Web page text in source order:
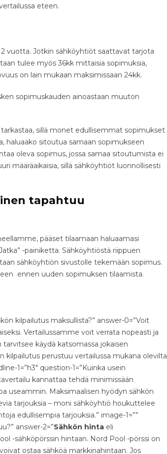
eteen.
2 vuotta. Jotkin sähköyhtiöt saattavat tarjota
tulee myös 36kk mittaisia sopimuksia,
on lain mukaan maksimissaan 24kk.
sopimuskauden ainoastaan muuton
sillä monet edullisemmat sopimukset
haluaako sitoutua samaan sopimukseen
oleva sopimus, jossa samaa sitoutumista ei
määräaikaisia, sillä sähköyhtiöt luonnollisesti
tapahtuu
pääset tilaamaan haluaamasi
-painiketta. Sähköyhtiöstä riippuen
sähköyhtiön sivustolle tekemään sopimus.
ennen uuden sopimuksen tilaamista.
kilpailutus maksullista?” answer-0=”Voit
Vertailussamme voit verrata nopeasti ja
käydä katsomassa jokaisen
kilpailutus perustuu vertailussa mukana olevilta
1=”h3″ question-1=”Kuinka usein
kannattaa tehdä minimissään
useammin. Maksimaalisen hyödyn sähkön
tarjouksia – moni sähköyhtiö houkuttelee
edullisempia tarjouksia.” image-1=””
answer-2=”Sähkön hinta eli
-sähköpörssin hintaan. Nord Pool -pörssi on
ostaa sähköä markkinahintaan. Jos